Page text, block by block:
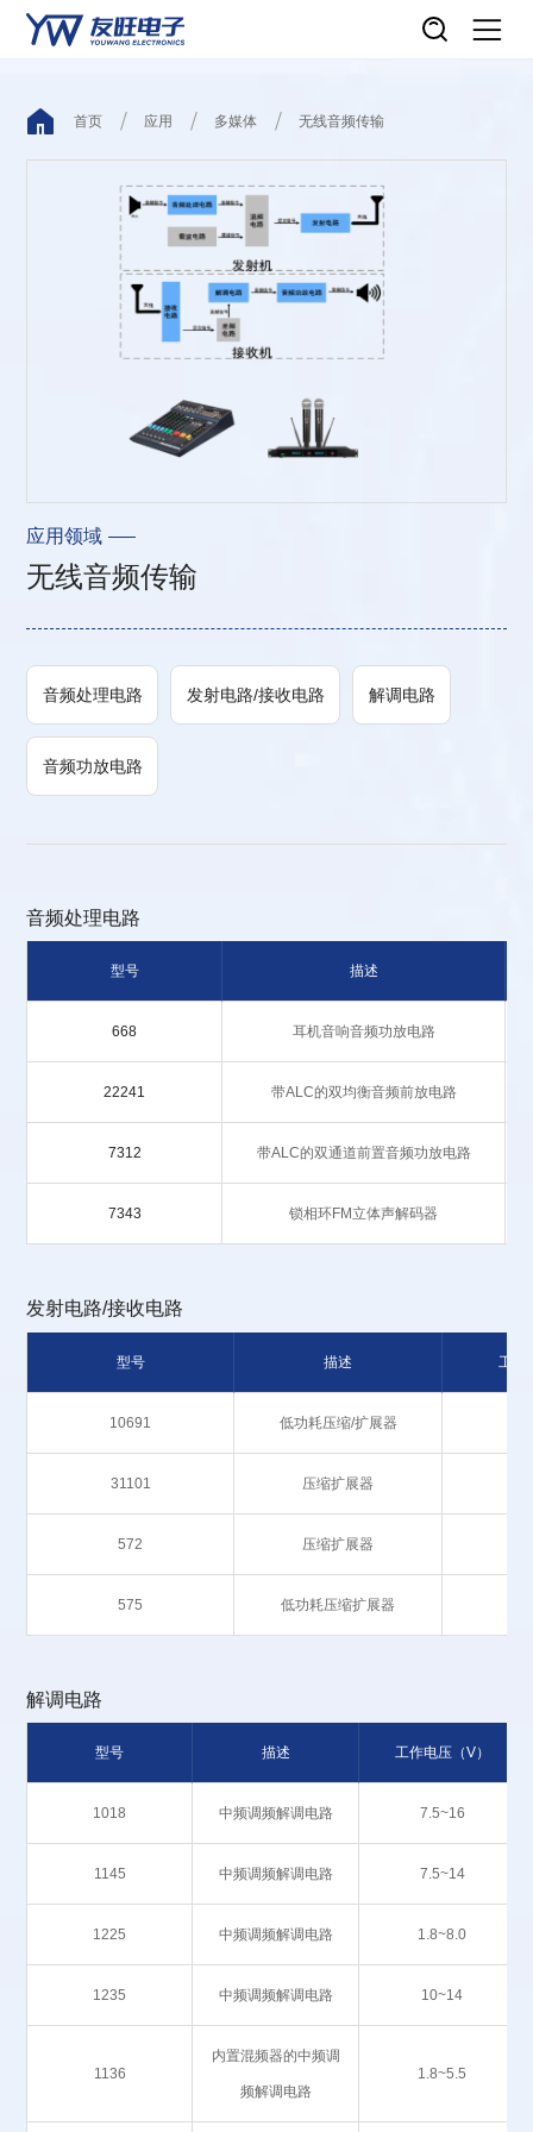
首页 应用 多媒体 无线音频传输
应用领域
无线音频传输
音频处理电路 发射电路/接收电路 解调电路
音频功放电路
音频处理电路
型号 描述
668 耳机音响音频功放电路
22241 带ALC的双均衡音频前放电路
7312 带ALC的双通道前置音频功放电路
7343 锁相环FM立体声解码器
发射电路/接收电路
型号 描述 工作
10691 低功耗压缩/扩展器
31101 压缩扩展器
572 压缩扩展器
575 低功耗压缩扩展器
解调电路
型号 描述 工作电压（V）
1018 中频调频解调电路 7.5~16
1145 中频调频解调电路 7.5~14
1225 中频调频解调电路 1.8~8.0
1235 中频调频解调电路 10~14
1136
内置混频器的中频调
频解调电路
1.8~5.5